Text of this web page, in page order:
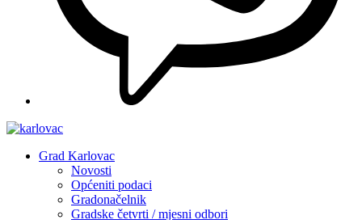
Grad Karlovac
Novosti
Općeniti podaci
Gradonačelnik
Gradske četvrti / mjesni odbori